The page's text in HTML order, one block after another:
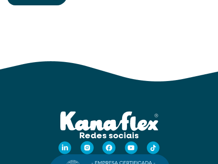
Redes sociais